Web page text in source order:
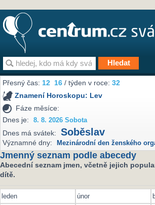
Přesný čas:12 16 / týden v roce:32
Znamení Horoskopu: Lev
Fáze měsíce:
Dnes je:
8. 8. 2026 Sobota
Dnes má svátek: Soběslav
Významné dny: Mezinárodní den ženského
Jmenný seznam podle abecedy
Abecední seznam jmen, včetně jejich
dítě.
leden únor